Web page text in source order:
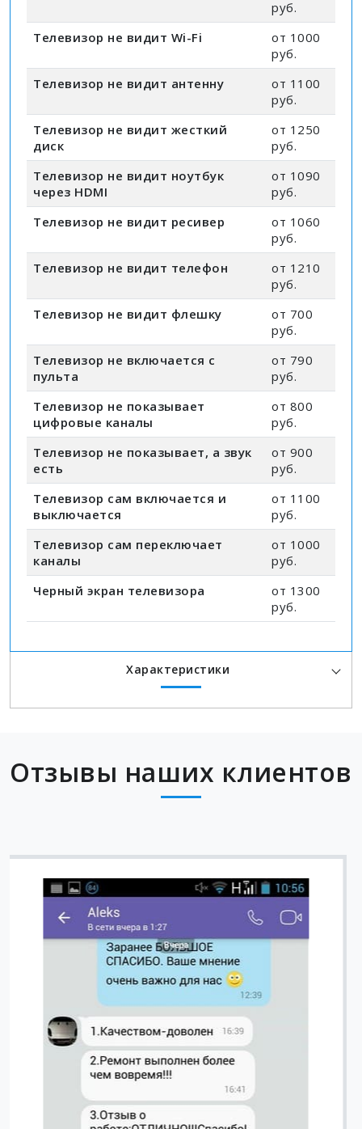
руб.
Телевизор не видит Wi-Fi
от 1000
руб.
Телевизор не видит антенну
от 1100
руб.
Телевизор не видит жесткий
диск
от 1250
руб.
Телевизор не видит ноутбук
через HDMI
от 1090
руб.
Телевизор не видит ресивер
от 1060
руб.
Телевизор не видит телефон
от 1210
руб.
Телевизор не видит флешку
от 700
руб.
Телевизор не включается с
пульта
от 790
руб.
Телевизор не показывает
цифровые каналы
от 800
руб.
Телевизор не показывает, а звук
есть
от 900
руб.
Телевизор сам включается и
выключается
от 1100
руб.
Телевизор сам переключает
каналы
от 1000
руб.
Черный экран телевизора
от 1300
руб.
Характеристики
Отзывы наших клиентов